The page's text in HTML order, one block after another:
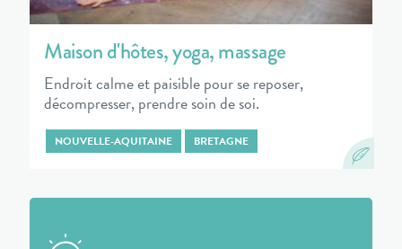
Maison d'hôtes, yoga, massage
Endroit calme et paisible pour se reposer,
décompresser, prendre soin de soi.
NOUVELLE-AQUITAINE BRETAGNE